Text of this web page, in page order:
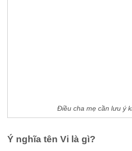
Điều cha mẹ cần lưu ý
Ý nghĩa tên Vi là gì?